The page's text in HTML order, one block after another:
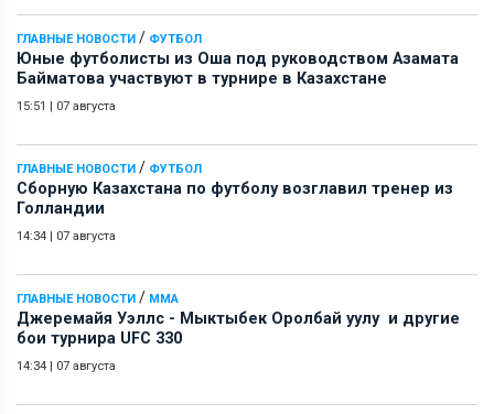
ГЛАВНЫЕ НОВОСТИ / ФУТБОЛ
Юные футболисты из Оша под руководством Азамата
Байматова участвуют в турнире в Казахстане
15:51 | 07 августа
ГЛАВНЫЕ НОВОСТИ / ФУТБОЛ
Сборную Казахстана по футболу возглавил тренер из
Голландии
14:34 | 07 августа
ГЛАВНЫЕ НОВОСТИ / ММА
Джеремайя Уэллс - Мыктыбек Оролбай уулу и другие
бои турнира UFC 330
14:34 | 07 августа